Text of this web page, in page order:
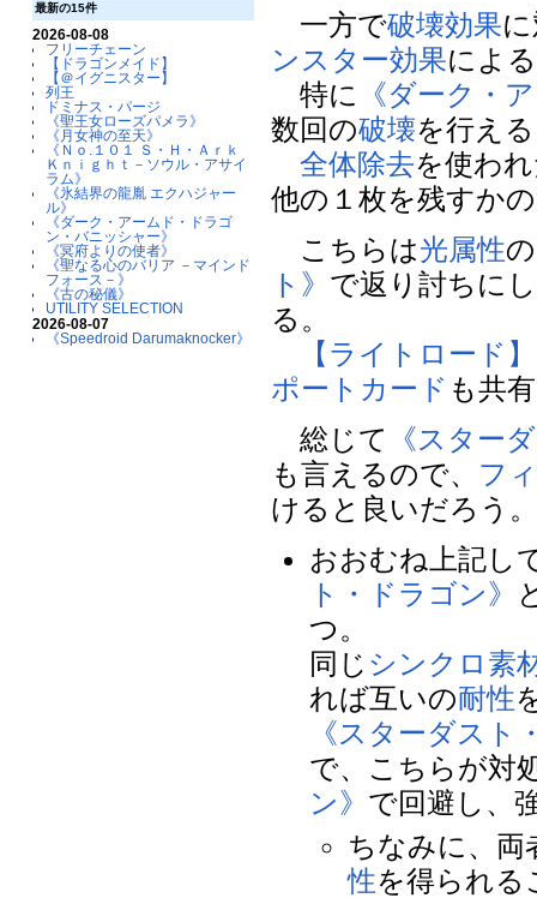
最新の15件
2026-08-08
フリーチェーン
【ドラゴンメイド】
【＠イグニスター】
列王
ドミナス・パージ
《聖王女ローズパメラ》
《月女神の至天》
《Ｎｏ.１０１ Ｓ・Ｈ・Ａｒｋ
Ｋｎｉｇｈｔ－ソウル・アサイ
ラム》
《氷結界の龍胤 エクハジャー
ル》
《ダーク・アームド・ドラゴ
ン・バニッシャー》
《冥府よりの使者》
《聖なる心のバリア －マインド
フォース－》
《古の秘儀》
UTILITY SELECTION
2026-08-07
《Speedroid Darumaknocker》
一方で破壊効果
ンスター効果による
特に
《ダーク・
数回の破壊を行える
全体除去を使わ
他の１枚を残すか
こちらは光属性
ト》 で返り討ちに
る。
【ライトロード】
ポートカード も共
総じて
《スター
も言えるので、 フ
けると良いだろう
おおむね上記し
ト・ドラゴン》
つ。
同じ シンクロ素
れば互いの耐性
《スターダスト
で、こちらが対
ン》 で回避し、
ちなみに、両
性を得られる